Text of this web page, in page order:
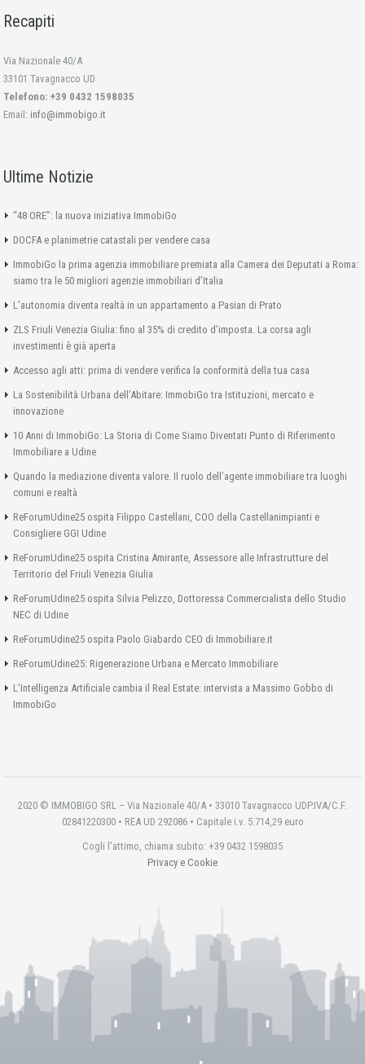
Recapiti
Via Nazionale 40/A
33101 Tavagnacco UD
Telefono: +39 0432 1598035
Email: info@immobigo.it
Ultime Notizie
“48 ORE”: la nuova iniziativa ImmobiGo
DOCFA e planimetrie catastali per vendere casa
ImmobiGo la prima agenzia immobiliare premiata alla Camera dei Deputati a Roma:
siamo tra le 50 migliori agenzie immobiliari d’Italia
L’autonomia diventa realtà in un appartamento a Pasian di Prato
ZLS Friuli Venezia Giulia: fino al 35% di credito d’imposta. La corsa agli
investimenti è già aperta
Accesso agli atti: prima di vendere verifica la conformità della tua casa
La Sostenibilità Urbana dell’Abitare: ImmobiGo tra Istituzioni, mercato e
innovazione
10 Anni di ImmobiGo: La Storia di Come Siamo Diventati Punto di Riferimento
Immobiliare a Udine
Quando la mediazione diventa valore. Il ruolo dell’agente immobiliare tra luoghi
comuni e realtà
ReForumUdine25 ospita Filippo Castellani, COO della Castellanimpianti e
Consigliere GGI Udine
ReForumUdine25 ospita Cristina Amirante, Assessore alle Infrastrutture del
Territorio del Friuli Venezia Giulia
ReForumUdine25 ospita Silvia Pelizzo, Dottoressa Commercialista dello Studio
NEC di Udine
ReForumUdine25 ospita Paolo Giabardo CEO di Immobiliare.it
ReForumUdine25: Rigenerazione Urbana e Mercato Immobiliare
L’Intelligenza Artificiale cambia il Real Estate: intervista a Massimo Gobbo di
ImmobiGo
2020 © IMMOBIGO SRL – Via Nazionale 40/A • 33010 Tavagnacco UDP.IVA/C.F.
02841220300 • REA UD 292086 • Capitale i.v. 5.714,29 euro
Cogli l'attimo, chiama subito: +39 0432 1598035
Privacy e Cookie